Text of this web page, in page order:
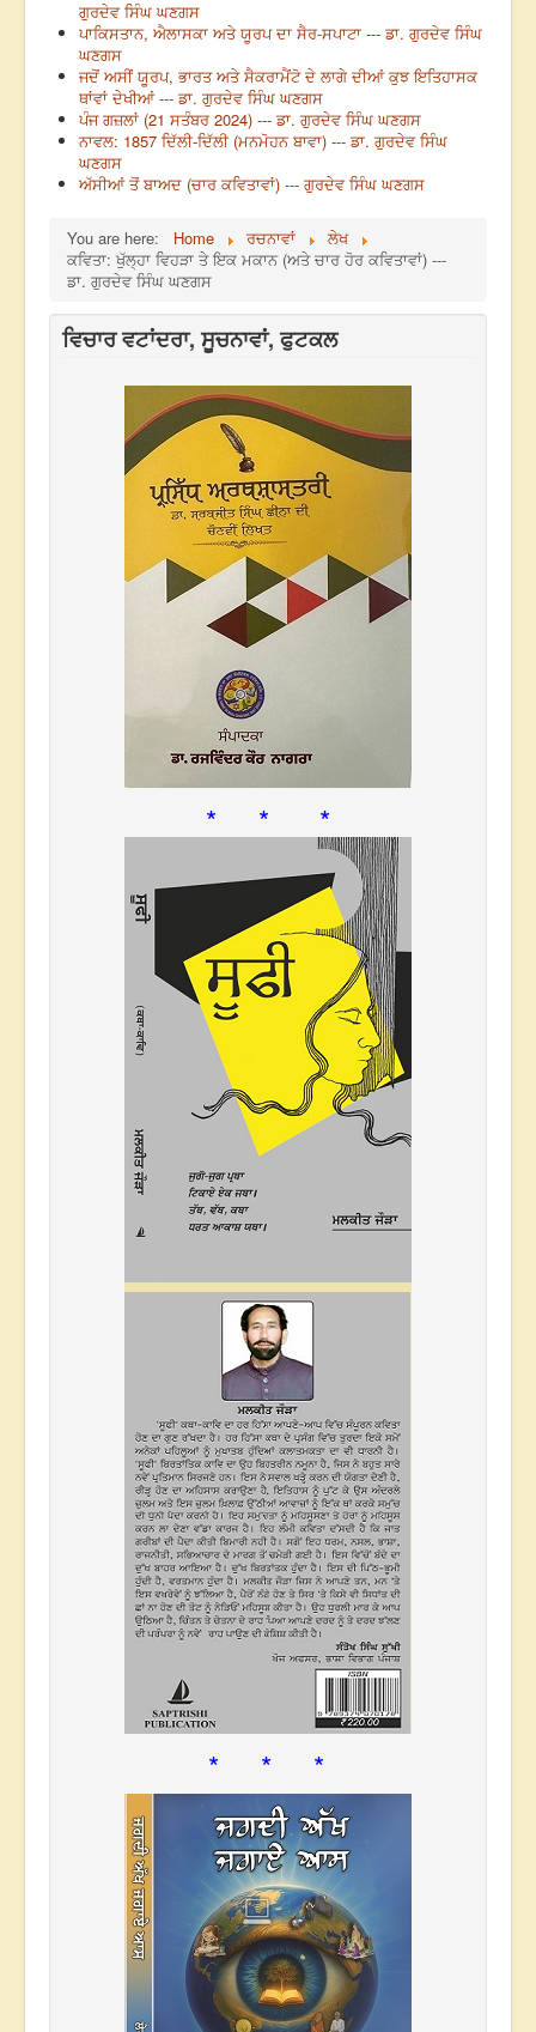
ਗੁਰਦੇਵ ਸਿੰਘ ਘਣਗਸ
ਪਾਕਿਸਤਾਨ, ਐਲਾਸਕਾ ਅਤੇ ਯੂਰਪ ਦਾ ਸੈਰ-ਸਪਾਟਾ --- ਡਾ. ਗੁਰਦੇਵ ਸਿੰਘ
ਘਣਗਸ
ਜਦੋਂ ਅਸੀਂ ਯੂਰਪ, ਭਾਰਤ ਅਤੇ ਸੈਕਰਾਮੈਂਟੋ ਦੇ ਲਾਗੇ ਦੀਆਂ ਕੁਝ ਇਤਿਹਾਸਕ
ਥਾਂਵਾਂ ਦੇਖੀਆਂ --- ਡਾ. ਗੁਰਦੇਵ ਸਿੰਘ ਘਣਗਸ
ਪੰਜ ਗਜ਼ਲਾਂ (21 ਸਤੰਬਰ 2024) --- ਡਾ. ਗੁਰਦੇਵ ਸਿੰਘ ਘਣਗਸ
ਨਾਵਲ: 1857 ਦਿੱਲੀ-ਦਿੱਲੀ (ਮਨਮੋਹਨ ਬਾਵਾ) --- ਡਾ. ਗੁਰਦੇਵ ਸਿੰਘ
ਘਣਗਸ
ਅੱਸੀਆਂ ਤੋਂ ਬਾਅਦ (ਚਾਰ ਕਵਿਤਾਵਾਂ) --- ਗੁਰਦੇਵ ਸਿੰਘ ਘਣਗਸ
You are here: Home ਰਚਨਾਵਾਂ
ਲੇਖ
ਕਵਿਤਾ: ਖੁੱਲ੍ਹਾ ਵਿਹੜਾ ਤੇ ਇਕ ਮਕਾਨ (ਅਤੇ ਚਾਰ ਹੋਰ ਕਵਿਤਾਵਾਂ) ---
ਡਾ. ਗੁਰਦੇਵ ਸਿੰਘ ਘਣਗਸ
ਵਿਚਾਰ ਵਟਾਂਦਰਾ, ਸੂਚਨਾਵਾਂ, ਫੁਟਕਲ
* * *
* * *